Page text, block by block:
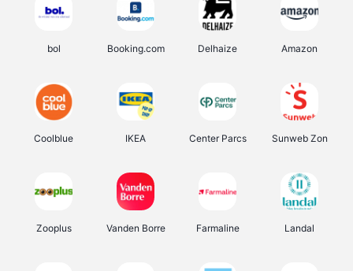
bol Booking.com Delhaize Amazon
Coolblue IKEA Center Parcs Sunweb Zon
Zooplus Vanden Borre Farmaline Landal